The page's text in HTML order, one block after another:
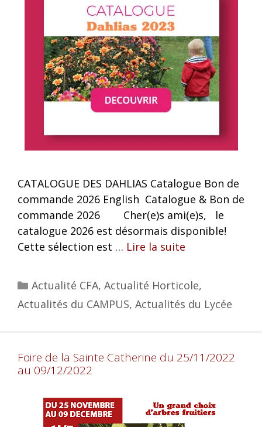
CATALOGUE DES DAHLIAS Catalogue Bon de
commande 2026 English Catalogue & Bon de
commande 2026 Cher(e)s ami(e)s, le
catalogue 2026 est désormais disponible!
Cette sélection est … Lire la suite
Actualité CFA, Actualité Horticole,
Actualités du CAMPUS, Actualités du Lycée
Foire de la Sainte Catherine du 25/11/2022
au 09/12/2022